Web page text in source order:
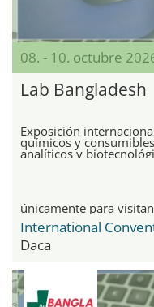
08. - 10. octubre
Lab Bangladesh
Exposición
químicos y
analíticos y
únicamente para
Daca